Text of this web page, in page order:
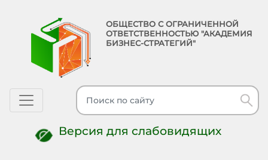
ОБЩЕСТВО С ОГРАНИЧЕННОЙ
ОТВЕТСТВЕННОСТЬЮ "АКАДЕМИЯ
БИЗНЕС-СТРАТЕГИЙ"
Toggle navigation
Версия для слабовидящих